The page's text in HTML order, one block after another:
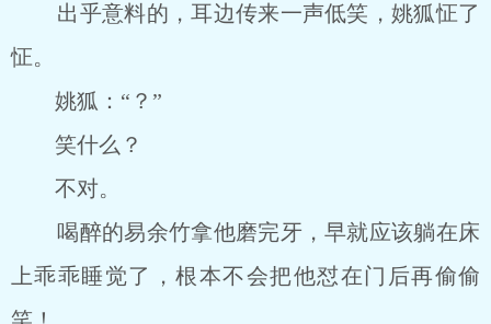
出乎意料的，耳边传来一声低笑，姚狐怔了
怔。
姚狐：“？”
笑什么？
不对。
喝醉的易余竹拿他磨完牙，早就应该躺在床
上乖乖睡觉了，根本不会把他怼在门后再偷偷